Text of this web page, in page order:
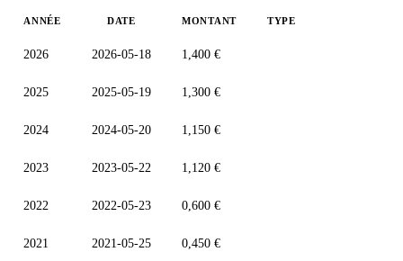
ANNÉE DATE MONTANT TYPE
2026 2026-05-18 1,400 €
2025 2025-05-19 1,300 €
2024 2024-05-20 1,150 €
2023 2023-05-22 1,120 €
2022 2022-05-23 0,600 €
2021 2021-05-25 0,450 €